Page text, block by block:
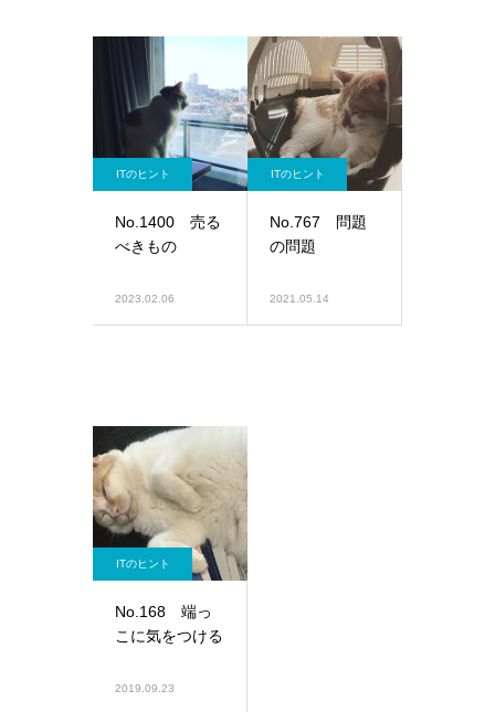
ITのヒント
No.1400 売る
べきもの
2023.02.06
ITのヒント
No.767 問題
の問題
2021.05.14
ITのヒント
No.168 端っ
こに気をつける
2019.09.23